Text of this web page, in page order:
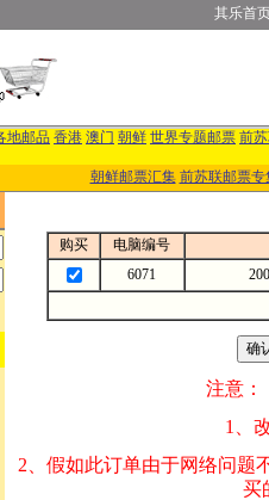
其乐首
地邮品 香港 澳门 朝鲜 世界专题邮票 前
朝鲜邮票汇集 前苏联邮票专
购买
电脑编号
6071
注意：
1、改变商品数量
2、假如此订单由
买的邮品的“